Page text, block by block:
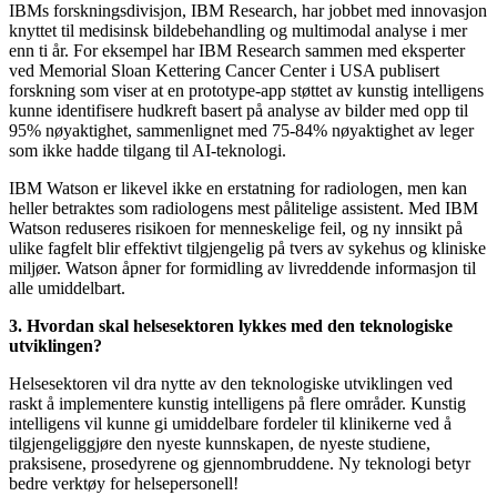
IBMs forskningsdivisjon, IBM Research, har jobbet med innovasjon
knyttet til medisinsk bildebehandling og multimodal analyse i mer
enn ti år. For eksempel har IBM Research sammen med eksperter
ved Memorial Sloan Kettering Cancer Center i USA publisert
forskning som viser at en prototype-app støttet av kunstig intelligens
kunne identifisere hudkreft basert på analyse av bilder med opp til
95% nøyaktighet, sammenlignet med 75-84% nøyaktighet av leger
som ikke hadde tilgang til AI-teknologi.
IBM Watson er likevel ikke en erstatning for radiologen, men kan
heller betraktes som radiologens mest pålitelige assistent. Med IBM
Watson reduseres risikoen for menneskelige feil, og ny innsikt på
ulike fagfelt blir effektivt tilgjengelig på tvers av sykehus og kliniske
miljøer. Watson åpner for formidling av livreddende informasjon til
alle umiddelbart.
3. Hvordan skal helsesektoren lykkes med den teknologiske
utviklingen?
Helsesektoren vil dra nytte av den teknologiske utviklingen ved
raskt å implementere kunstig intelligens på flere områder. Kunstig
intelligens vil kunne gi umiddelbare fordeler til klinikerne ved å
tilgjengeliggjøre den nyeste kunnskapen, de nyeste studiene,
praksisene, prosedyrene og gjennombruddene. Ny teknologi betyr
bedre verktøy for helsepersonell!